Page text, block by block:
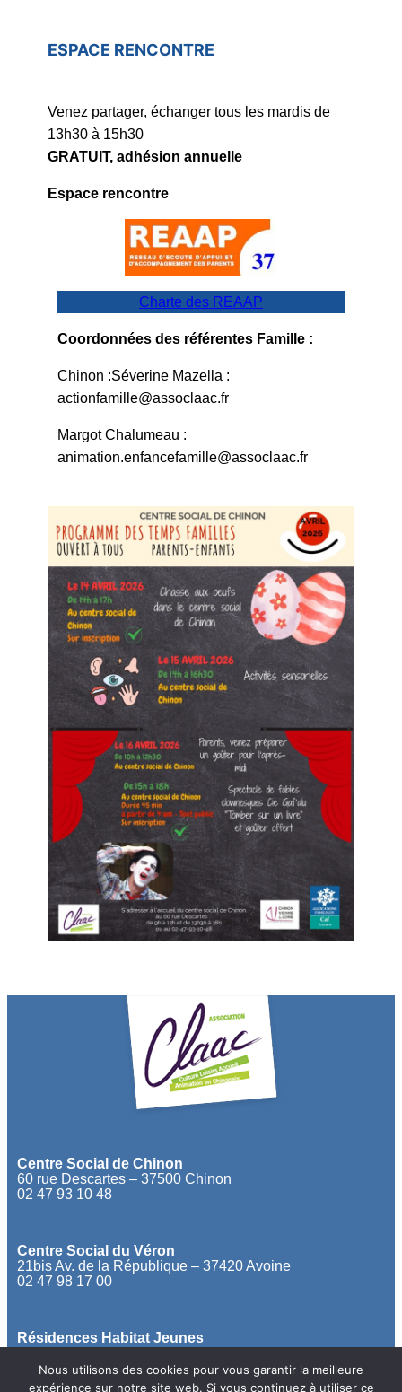
ESPACE RENCONTRE
Venez partager, échanger tous les mardis de
13h30 à 15h30
GRATUIT, adhésion annuelle
Espace rencontre
Charte des REAAP
Coordonnées des référentes Famille :
Chinon :Séverine Mazella :
actionfamille@assoclaac.fr
Margot Chalumeau :
animation.enfancefamille@assoclaac.fr
Centre Social de Chinon
60 rue Descartes – 37500 Chinon
02 47 93 10 48
Centre Social du Véron
21bis Av. de la République – 37420 Avoine
02 47 98 17 00
Résidences Habitat Jeunes
Nous utilisons des cookies pour vous garantir la meilleure
expérience sur notre site web. Si vous continuez à utiliser ce